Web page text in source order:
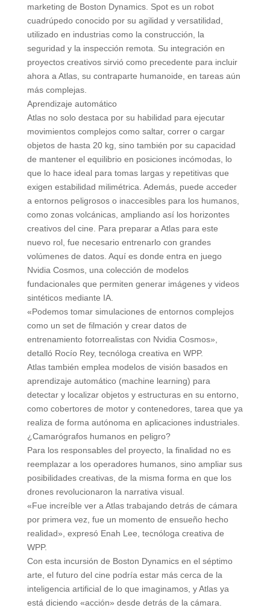
marketing de Boston Dynamics. Spot es un robot
cuadrúpedo conocido por su agilidad y versatilidad,
utilizado en industrias como la construcción, la
seguridad y la inspección remota. Su integración en
proyectos creativos sirvió como precedente para incluir
ahora a Atlas, su contraparte humanoide, en tareas aún
más complejas.
Aprendizaje automático
Atlas no solo destaca por su habilidad para ejecutar
movimientos complejos como saltar, correr o cargar
objetos de hasta 20 kg, sino también por su capacidad
de mantener el equilibrio en posiciones incómodas, lo
que lo hace ideal para tomas largas y repetitivas que
exigen estabilidad milimétrica. Además, puede acceder
a entornos peligrosos o inaccesibles para los humanos,
como zonas volcánicas, ampliando así los horizontes
creativos del cine. Para preparar a Atlas para este
nuevo rol, fue necesario entrenarlo con grandes
volúmenes de datos. Aquí es donde entra en juego
Nvidia Cosmos, una colección de modelos
fundacionales que permiten generar imágenes y videos
sintéticos mediante IA.
«Podemos tomar simulaciones de entornos complejos
como un set de filmación y crear datos de
entrenamiento fotorrealistas con Nvidia Cosmos»,
detalló Rocío Rey, tecnóloga creativa en WPP.
Atlas también emplea modelos de visión basados en
aprendizaje automático (machine learning) para
detectar y localizar objetos y estructuras en su entorno,
como cobertores de motor y contenedores, tarea que ya
realiza de forma autónoma en aplicaciones industriales.
¿Camarógrafos humanos en peligro?
Para los responsables del proyecto, la finalidad no es
reemplazar a los operadores humanos, sino ampliar sus
posibilidades creativas, de la misma forma en que los
drones revolucionaron la narrativa visual.
«Fue increíble ver a Atlas trabajando detrás de cámara
por primera vez, fue un momento de ensueño hecho
realidad», expresó Enah Lee, tecnóloga creativa de
WPP.
Con esta incursión de Boston Dynamics en el séptimo
arte, el futuro del cine podría estar más cerca de la
inteligencia artificial de lo que imaginamos, y Atlas ya
está diciendo «acción» desde detrás de la cámara.